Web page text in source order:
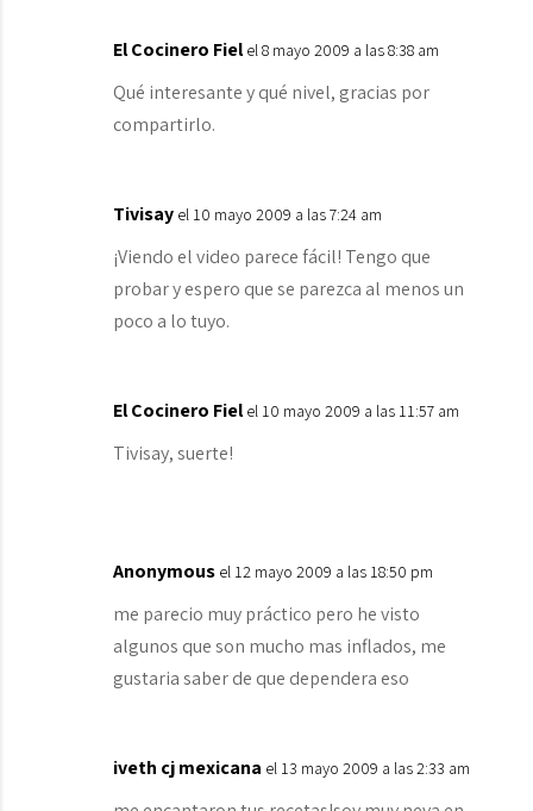
El Cocinero Fiel el 8 mayo 2009 a las 8:38 am
Qué interesante y qué nivel, gracias por
compartirlo.
Tivisay el 10 mayo 2009 a las 7:24 am
¡Viendo el video parece fácil! Tengo que
probar y espero que se parezca al menos un
poco a lo tuyo.
El Cocinero Fiel el 10 mayo 2009 a las 11:57 am
Tivisay, suerte!
Anonymous el 12 mayo 2009 a las 18:50 pm
me parecio muy práctico pero he visto
algunos que son mucho mas inflados, me
gustaria saber de que dependera eso
iveth cj mexicana el 13 mayo 2009 a las 2:33 am